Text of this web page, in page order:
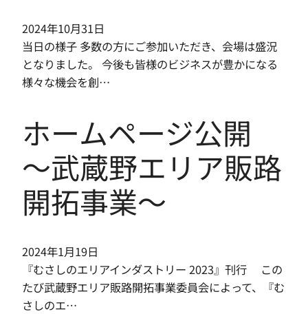
2024年10月31日
当日の様子 多数の方にご参加いただき、会場は盛況
となりました。 今後も皆様のビジネスが豊かになる
様々な機会を創…
ホームページ公開
〜武蔵野エリア販路
開拓事業〜
2024年1月19日
『むさしのエリアインダストリー 2023』刊行 この
たび武蔵野エリア販路開拓事業委員会によって、『む
さしのエ…